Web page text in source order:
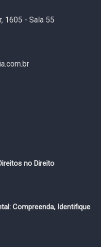
1605 - Sala 55
no Direito
Compreenda, Identifique